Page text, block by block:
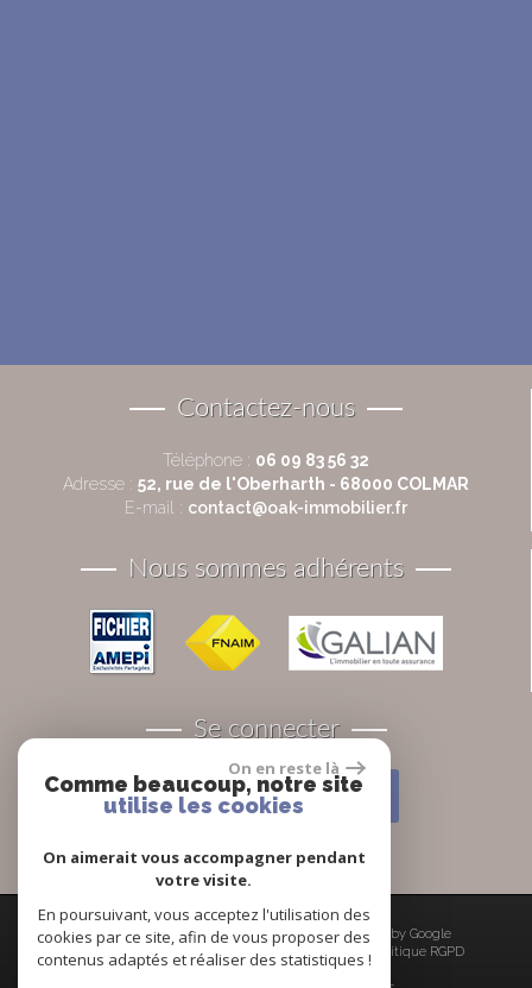
Contactez-nous
Téléphone : 06 09 83 56 32
Adresse : 52, rue de l'Oberharth - 68000 COLMAR
E-mail : contact@oak-immobilier.fr
Nous sommes adhérents
Se connecter
Espace propriétaires
© 2026 | Tous droits réservés | Traduction powered by Google
Plan du site
- Mentions légales- Liens - Admin - Politique RGPD
On en reste là
Comme beaucoup, notre site
utilise les cookies
On aimerait vous accompagner pendant
votre visite.
En poursuivant, vous acceptez l'utilisation des
cookies par ce site, afin de vous proposer des
contenus adaptés et réaliser des statistiques !